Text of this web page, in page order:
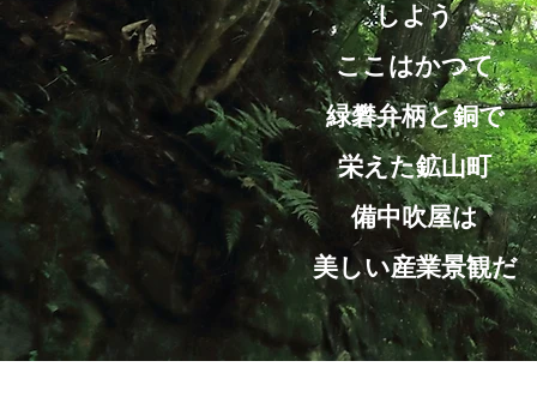
しよう
ここはかつて
緑礬弁柄と銅で
栄えた鉱山町
備中吹屋は
美しい産業景観だ